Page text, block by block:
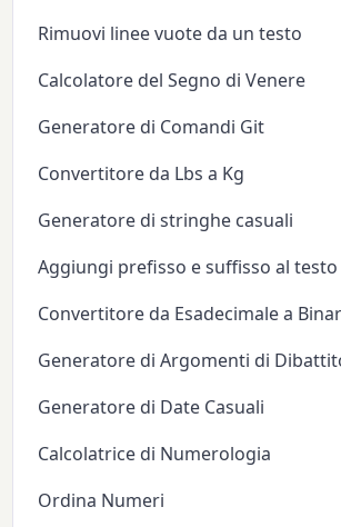
Rimuovi linee vuote da un testo
Calcolatore del Segno di Venere
Generatore di Comandi Git
Convertitore da Lbs a Kg
Generatore di stringhe casuali
Aggiungi prefisso e suffisso al testo
Convertitore da Esadecimale a
Generatore di Argomenti di
Generatore di Date Casuali
Calcolatrice di Numerologia
Ordina Numeri